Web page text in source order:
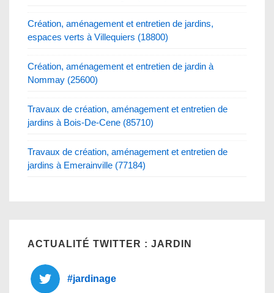
Création, aménagement et entretien de jardins,
espaces verts à Villequiers (18800)
Création, aménagement et entretien de jardin à
Nommay (25600)
Travaux de création, aménagement et entretien de
jardins à Bois-De-Cene (85710)
Travaux de création, aménagement et entretien de
jardins à Emerainville (77184)
ACTUALITÉ TWITTER : JARDIN
#jardinage